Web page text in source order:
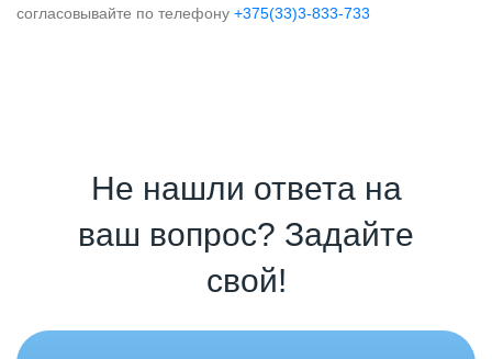
согласовывайте по телефону +375(33)3-833-733
Не нашли ответа на
ваш вопрос? Задайте
свой!